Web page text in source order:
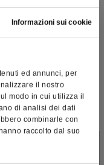
Informazioni sui cookie
ed annunci, per
il nostro
modo in cui utilizza il
di analisi dei dati
combinarle con
raccolto dal suo